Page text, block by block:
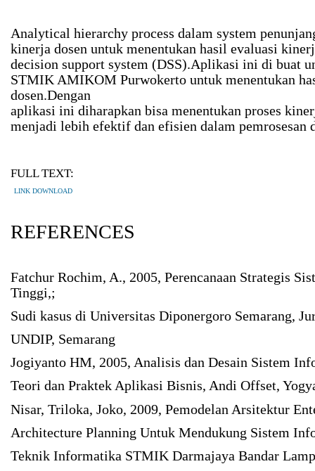
Analytical hierarchy process dalam system
kinerja dosen untuk menentukan hasil evaluasi
decision support system (DSS).Aplikasi ini di buat
STMIK AMIKOM Purwokerto untuk menentukan
dosen.Dengan
aplikasi ini diharapkan bisa menentukan proses
menjadi lebih efektif dan efisien dalam pemrosesan
FULL TEXT:
LINK DOWNLOAD
REFERENCES
Fatchur Rochim, A., 2005, Perencanaan Strategis
Tinggi,;
Sudi kasus di Universitas Diponergoro Semarang,
UNDIP, Semarang
Jogiyanto HM, 2005, Analisis dan Desain Sistem
Teori dan Praktek Aplikasi Bisnis, Andi Offset,
Nisar, Triloka, Joko, 2009, Pemodelan Arsitektur
Architecture Planning Untuk Mendukung Sistem
Teknik Informatika STMIK Darmajaya Bandar